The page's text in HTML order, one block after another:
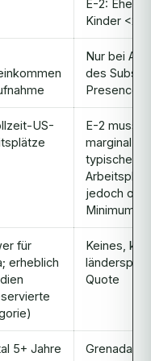
E-2:
Kinder <21
Nur bei
des
Presence-
US-
E-2 muss
marginal
jedoch
Minimum
für
erheblich
Keines,
Quote
5+ Jahre
Grenada